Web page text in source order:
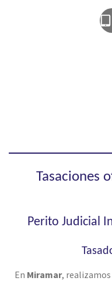
Tasaciones
Perito Judicial
En Miramar,